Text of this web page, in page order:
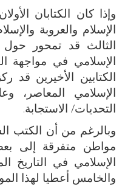
وإذا كان الكتابان
الإسلام والعروبة
الثالث قد تمحور حول
الإسلامي في مواجهة
الكتابين الأخيرين قد
الإسلامي المعاصر،
التحديات/ الاستجابة.
وبالرغم من أن الكتب
مواطن متفرقة إلى
الإسلامي في التاريخ
والخامس أعطيا لهذا